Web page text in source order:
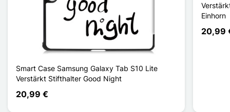
Smart Case Samsung Galaxy Tab S10 Lite
Verstärkt Stifthalter Good Night
20,99 €
Einhorn
20,99